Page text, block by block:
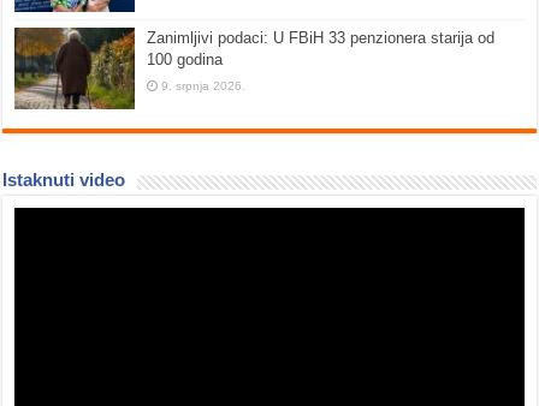
Zanimljivi podaci: U FBiH 33 penzionera starija od
100 godina
9. srpnja 2026.
Istaknuti video